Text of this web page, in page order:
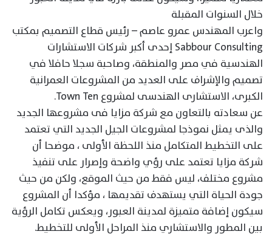
خلال السنوات المقبلة
واعرب المهندس عمرو عاصم – رئيس قطاع التصميم بمكتب
Sabbour Consulting إحدى أكبر شركات الاستشارات
الهندسية في مصر والمنطقة، وصاحبة سجلا حافلا في
تصميم والإشراف على العديد من المشروعات العمرانية
الكبرى، الاستشارى الهندسى لمشروع Town Ten.
عن سعادته بالتعاون مع شركة مزايا فى مشروعها الجديد
والذى يمثل نموذجا لمشروعات الجيل الجديد التي تعتمد
على التخطيط المتكامل منذ اللحظة الأولى ، موضحا أن
شركة مزايا تعتمد على رؤي واضحة وإصرار على تنفيذ
مشروع مختلف، ليس فقط من حيث الموقع، ولكن من حيث
جودة الحياة التي يستهدف تقديمها ، مؤكدا أن المشروع
سيكون إضافة متميزة لمدينة العبور، ويعكس تكامل الرؤية
بين المطور والاستشاري منذ المراحل الأولى للتخطيط.